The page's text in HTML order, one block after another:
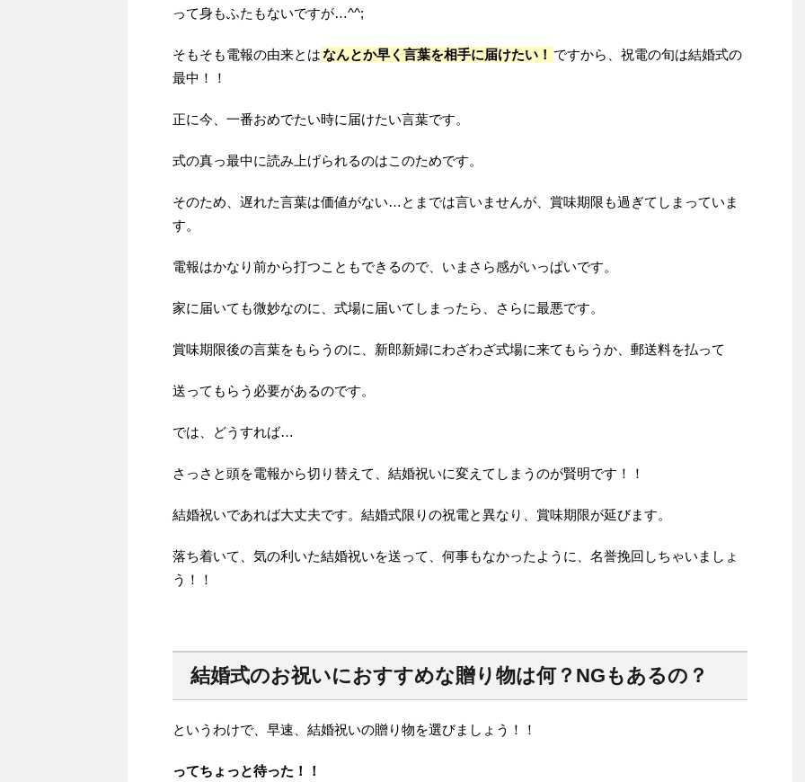
って身もふたもないですが…^^;
そもそも電報の由来とはなんとか早く言葉を相手に届けたい！ ですから、祝電の旬は結婚式の
最中！！
正に今、一番おめでたい時に届けたい言葉です。
式の真っ最中に読み上げられるのはこのためです。
そのため、遅れた言葉は価値がない…とまでは言いませんが、賞味期限も過ぎてしまっていま
す。
電報はかなり前から打つこともできるので、いまさら感がいっぱいです。
家に届いても微妙なのに、式場に届いてしまったら、さらに最悪です。
賞味期限後の言葉をもらうのに、新郎新婦にわざわざ式場に来てもらうか、郵送料を払って
送ってもらう必要があるのです。
では、どうすれば…
さっさと頭を電報から切り替えて、結婚祝いに変えてしまうのが賢明です！！
結婚祝いであれば大丈夫です。結婚式限りの祝電と異なり、賞味期限が延びます。
落ち着いて、気の利いた結婚祝いを送って、何事もなかったように、名誉挽回しちゃいましょ
う！！
結婚式のお祝いにおすすめな贈り物は何？NGもあるの？
というわけで、早速、結婚祝いの贈り物を選びましょう！！
ってちょっと待った！！